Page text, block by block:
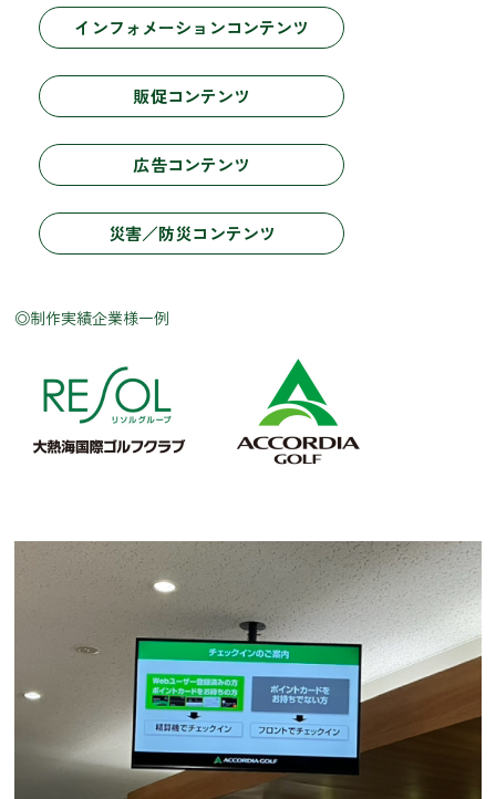
インフォメーションコンテンツ
販促コンテンツ
広告コンテンツ
災害／防災コンテンツ
◎制作実績企業様一例